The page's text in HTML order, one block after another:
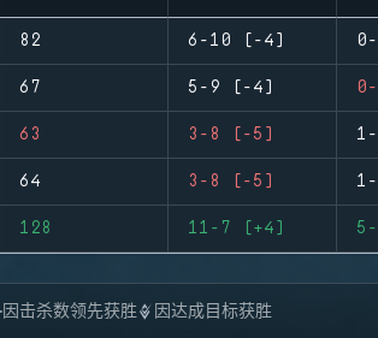
82 6-10 (-4)
67 5-9 (-4)
63 3-8 (-5)
64 3-8 (-5)
128 11-7 (+4)
因击杀数领先获胜 因达成目标获胜